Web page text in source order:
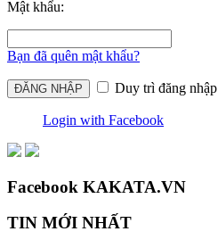
Mật khẩu:
Bạn đã quên mật khẩu?
Duy trì đăng nhập
Login with Facebook
Facebook KAKATA.VN
TIN MỚI NHẤT